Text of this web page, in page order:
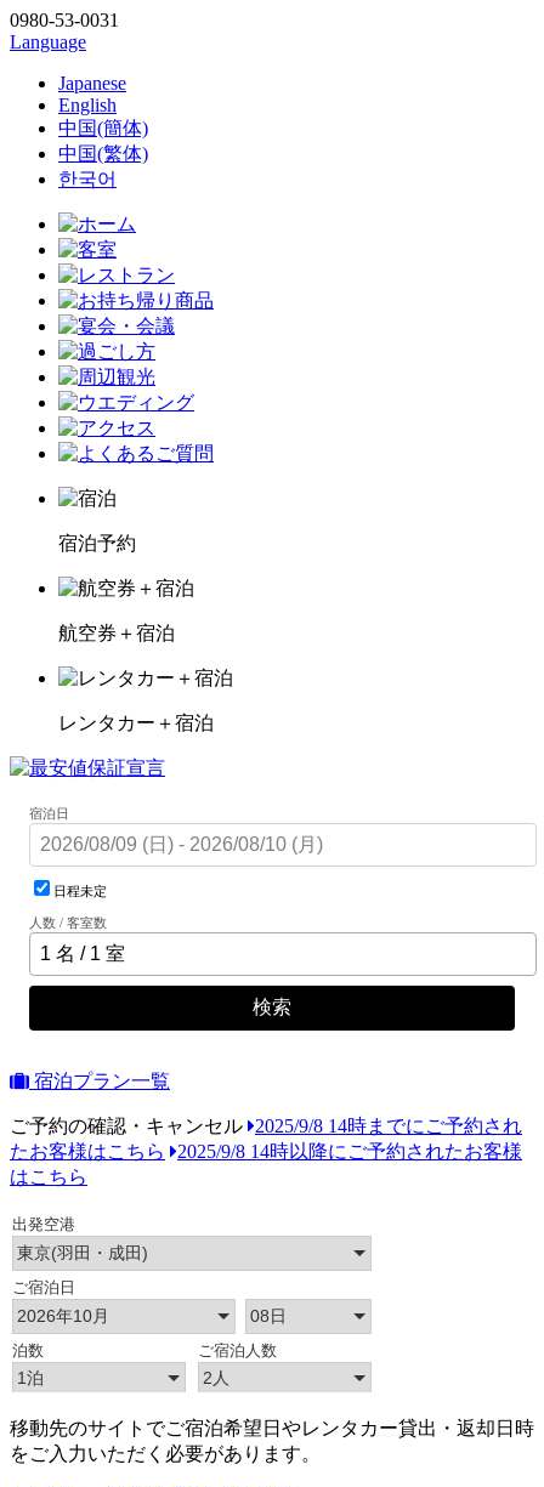
0980-53-0031
Language
Japanese
English
中国(簡体)
中国(繁体)
한국어
宿泊予約
航空券＋宿泊
レンタカー＋宿泊
宿泊日
日程未定
人数 / 客室数
検索
宿泊プラン一覧
ご予約の確認・キャンセル
2025/9/8 14時までにご予約され
たお客様はこちら
2025/9/8 14時以降にご予約されたお客様
はこちら
移動先のサイトでご宿泊希望日やレンタカー貸出・返却日時
をご入力いただく必要があります。